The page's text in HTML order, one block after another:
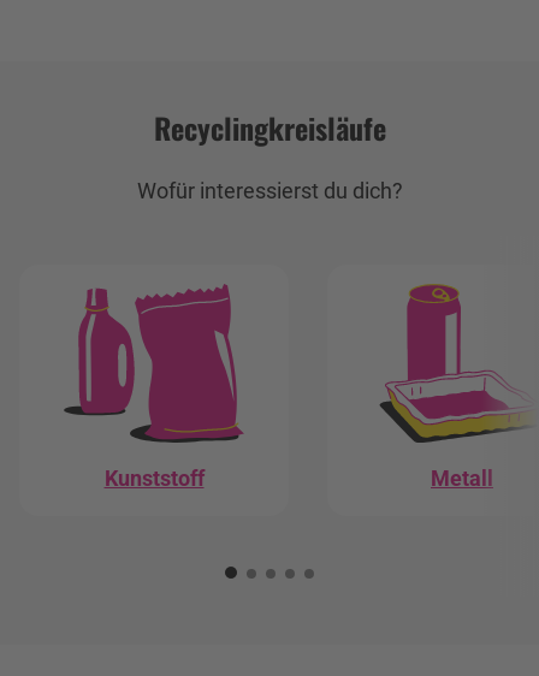
Recyclingkreisläufe
Wofür interessierst du dich?
Kunststoff Metall